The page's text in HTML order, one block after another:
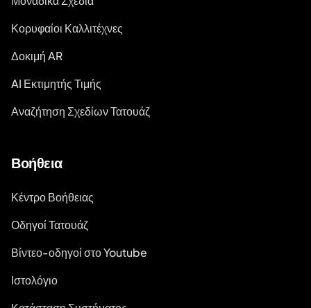
Κορυφαίοι Καλλιτέχνες
Δοκιμή AR
AI Εκτιμητής Τιμής
Αναζήτηση Σχεδίων Τατουάζ
Βοήθεια
Κέντρο Βοήθειας
Οδηγοί Τατουάζ
Βίντεο-οδηγοί στο Youtube
Ιστολόγιο